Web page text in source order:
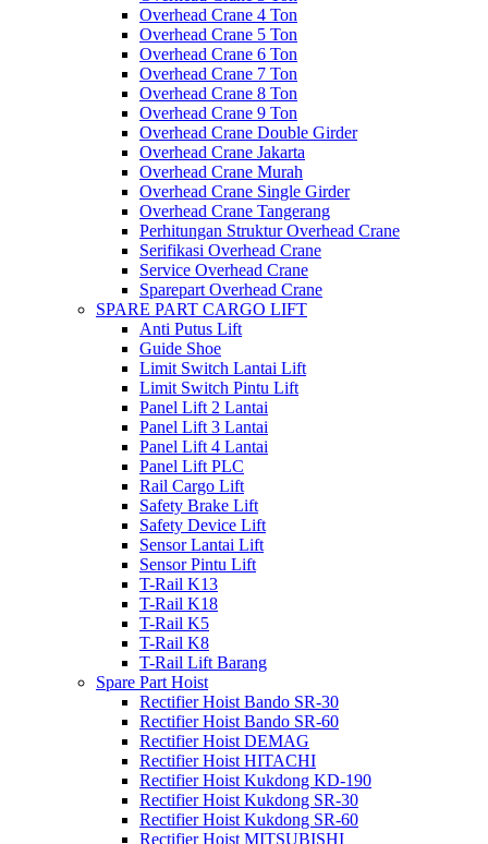
Overhead Crane 4 Ton
Overhead Crane 5 Ton
Overhead Crane 6 Ton
Overhead Crane 7 Ton
Overhead Crane 8 Ton
Overhead Crane 9 Ton
Overhead Crane Double Girder
Overhead Crane Jakarta
Overhead Crane Murah
Overhead Crane Single Girder
Overhead Crane Tangerang
Perhitungan Struktur Overhead Crane
Serifikasi Overhead Crane
Service Overhead Crane
Sparepart Overhead Crane
SPARE PART CARGO LIFT
Anti Putus Lift
Guide Shoe
Limit Switch Lantai Lift
Limit Switch Pintu Lift
Panel Lift 2 Lantai
Panel Lift 3 Lantai
Panel Lift 4 Lantai
Panel Lift PLC
Rail Cargo Lift
Safety Brake Lift
Safety Device Lift
Sensor Lantai Lift
Sensor Pintu Lift
T-Rail K13
T-Rail K18
T-Rail K5
T-Rail K8
T-Rail Lift Barang
Spare Part Hoist
Rectifier Hoist Bando SR-30
Rectifier Hoist Bando SR-60
Rectifier Hoist DEMAG
Rectifier Hoist HITACHI
Rectifier Hoist Kukdong KD-190
Rectifier Hoist Kukdong SR-30
Rectifier Hoist Kukdong SR-60
Rectifier Hoist MITSUBISHI